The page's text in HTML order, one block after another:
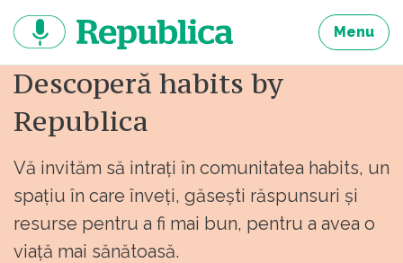
continut
Menu
Descoperă habits by
Republica
Vă invităm să intrați în comunitatea habits, un
spațiu în care înveți, găsești răspunsuri și
resurse pentru a fi mai bun, pentru a avea o
viață mai sănătoasă.